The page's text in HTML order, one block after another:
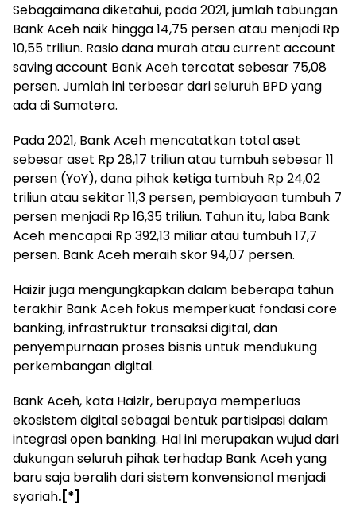
Sebagaimana diketahui, pada 2021, jumlah tabungan
Bank Aceh naik hingga 14,75 persen atau menjadi Rp
10,55 triliun. Rasio dana murah atau current account
saving account Bank Aceh tercatat sebesar 75,08
persen. Jumlah ini terbesar dari seluruh BPD yang
ada di Sumatera.
Pada 2021, Bank Aceh mencatatkan total aset
sebesar aset Rp 28,17 triliun atau tumbuh sebesar 11
persen (YoY), dana pihak ketiga tumbuh Rp 24,02
triliun atau sekitar 11,3 persen, pembiayaan tumbuh 7
persen menjadi Rp 16,35 triliun. Tahun itu, laba Bank
Aceh mencapai Rp 392,13 miliar atau tumbuh 17,7
persen. Bank Aceh meraih skor 94,07 persen.
Haizir juga mengungkapkan dalam beberapa tahun
terakhir Bank Aceh fokus memperkuat fondasi core
banking, infrastruktur transaksi digital, dan
penyempurnaan proses bisnis untuk mendukung
perkembangan digital.
Bank Aceh, kata Haizir, berupaya memperluas
ekosistem digital sebagai bentuk partisipasi dalam
integrasi open banking. Hal ini merupakan wujud dari
dukungan seluruh pihak terhadap Bank Aceh yang
baru saja beralih dari sistem konvensional menjadi
syariah.[*]